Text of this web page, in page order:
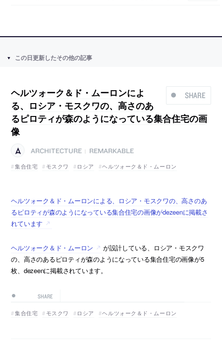
この日更新したその他の記事
SHARE
ヘルツォーク＆ド・ムーロンによ
る、ロシア・モスクワの、高さのあ
るピロティが森のようになっている集合住宅の画
像
ARCHITECTURE
REMARKABLE
集合住宅
モスクワ ロシア ヘルツォーク＆ド・ムーロン
ヘルツォーク＆ド・ムーロンによる、ロシア・モスクワの、高さのあ
るピロティが森のようになっている集合住宅の画像がdezeenに掲載さ
れています
ヘルツォーク＆ド・ムーロン
が設計している、ロシア・モスクワ
の、高さのあるピロティが森のようになっている集合住宅の画像が5
枚、dezeenに掲載されています。
SHARE
集合住宅 モスクワ ロシア ヘルツォーク＆ド・ムーロン